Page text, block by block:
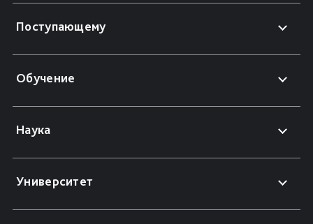
Поступающему
Обучение
Наука
Университет